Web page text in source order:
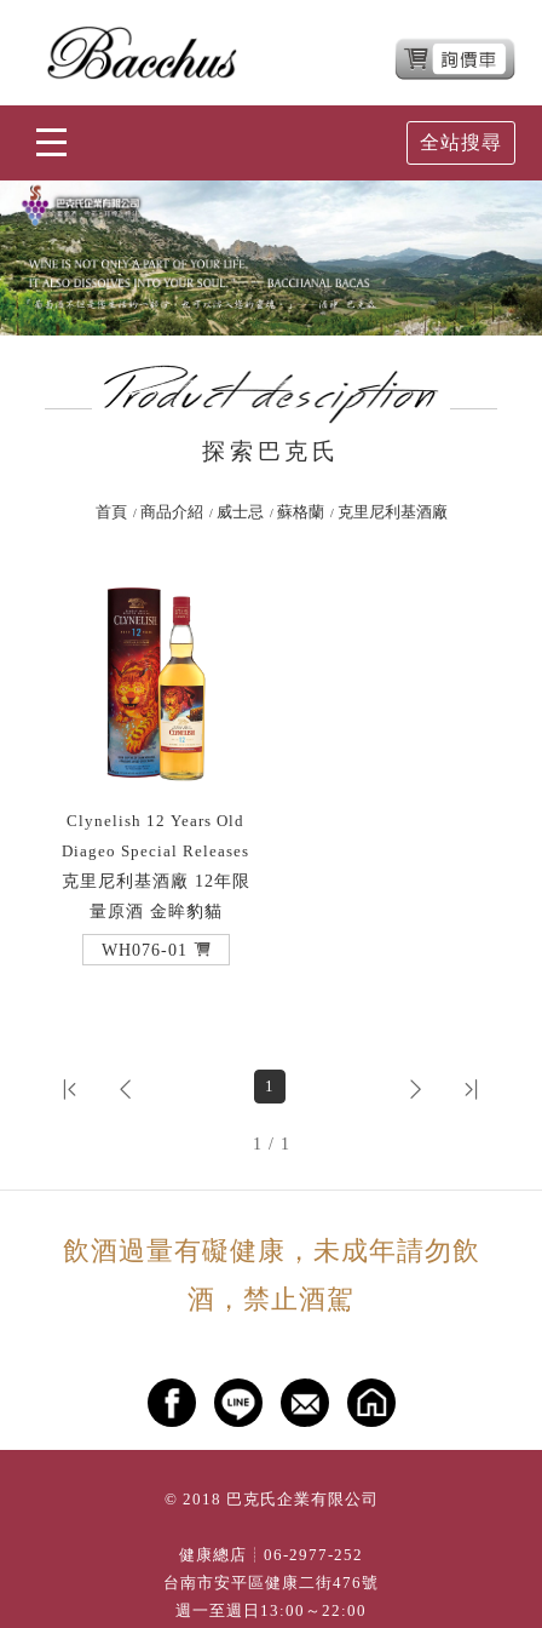
全站搜尋
探索巴克氏
首頁 商品介紹 威士忌 蘇格蘭 克里尼利基酒廠
Clynelish 12 Years Old
Diageo Special Releases
克里尼利基酒廠 12年限
量原酒 金眸豹貓
WH076-01
1
1 / 1
飲酒過量有礙健康，未成年請勿飲
酒，禁止酒駕
© 2018 巴克氏企業有限公司
健康總店┊ 06-2977-252
台南市安平區健康二街476號
週一至週日13:00～22:00